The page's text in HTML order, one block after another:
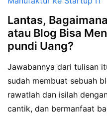
Lantas,
atau Blog Bisa
pundi Uang?
Jawabannya dari tulisan
sudah membuat sebuah
rawatlah dan isilah
cantik, dan bermanfaat